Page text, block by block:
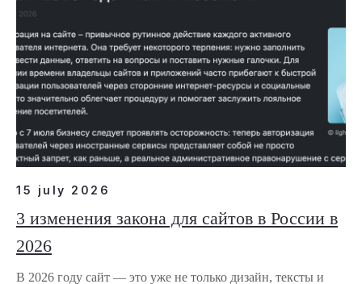
15 july 2026
3 изменения закона для сайтов в России в
2026
В 2026 году сайт — это уже не только дизайн, тексты и